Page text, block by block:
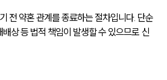
전 약혼 관계를 종료하는 절차입니다. 단순
상 등 법적 책임이 발생할 수 있으므로 신